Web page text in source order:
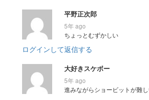
平野正次郎
5年 ago
ちょっとむずかしい
ログインして返信する
大好きスケボー
5年 ago
進みながらショービットが難